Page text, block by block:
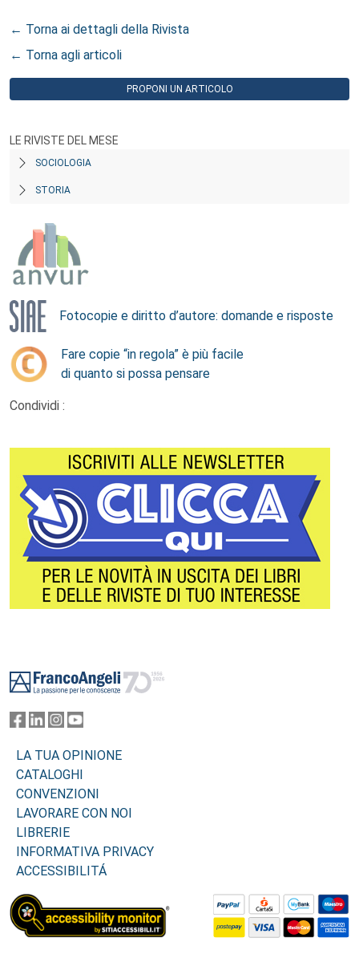
← Torna ai dettagli della Rivista
← Torna agli articoli
PROPONI UN ARTICOLO
LE RIVISTE DEL MESE
SOCIOLOGIA
STORIA
Fotocopie e diritto d’autore: domande e risposte
Fare copie “in regola” è più facile
di quanto si possa pensare
Condividi :
LA TUA OPINIONE
CATALOGHI
CONVENZIONI
LAVORARE CON NOI
LIBRERIE
INFORMATIVA PRIVACY
ACCESSIBILITÁ